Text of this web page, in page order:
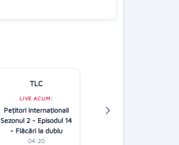
TLC
LIVE ACUM:
Pețitori internaționali
Sezonul 2 - Episodul 14
- Flăcări la dublu
04:20